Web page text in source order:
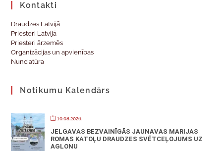
Kontakti
Draudzes Latvijā
Priesteri Latvijā
Priesteri ārzemēs
Organizācijas un apvienības
Nunciatūra
Notikumu Kalendārs
10.08.2026.
JELGAVAS BEZVAINĪGĀS JAUNAVAS MARIJAS
ROMAS KATOĻU DRAUDZES SVĒTCEĻOJUMS UZ
AGLONU